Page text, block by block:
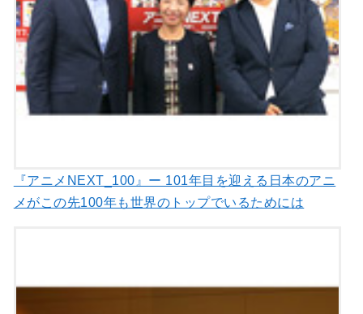
『アニメNEXT_100』ー 101年目を迎える日本のアニ
メがこの先100年も世界のトップでいるためには